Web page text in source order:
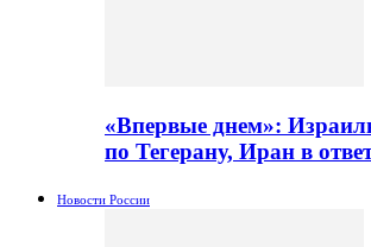
«Впервые днем»:
по Тегерану, Иран в
Новости России